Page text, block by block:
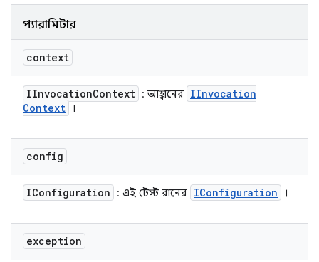
প্যারামিটার
context
IInvocationContext : আহ্বানের IInvocation
Context
।
config
IConfiguration : এই টেস্ট রানের IConfiguration ।
exception